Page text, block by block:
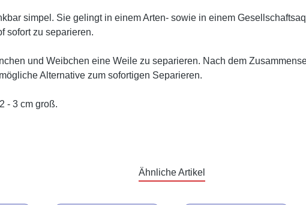
simpel. Sie gelingt in einem Arten- sowie in einem
sofort zu separieren.
und Weibchen eine Weile zu separieren. Nach dem
Alternative zum sofortigen Separieren.
- 3 cm groß.
Ähnliche Artikel